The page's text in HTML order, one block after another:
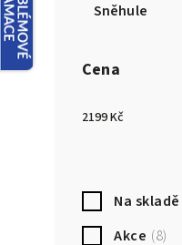
Sněhule
Cena
2199Kč
Na skladě
Akce 8